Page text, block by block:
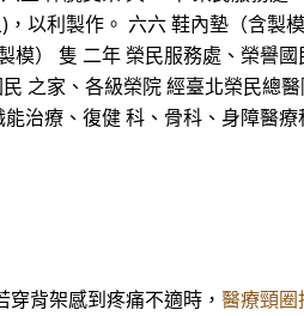
以利製作。 六六 鞋內墊（含製
） 隻 二年 榮民服務處、榮譽
之家、各級榮院 經臺北榮民總
治療、復健 科、骨科、身障醫
背架感到疼痛不適時， 醫療頸圈